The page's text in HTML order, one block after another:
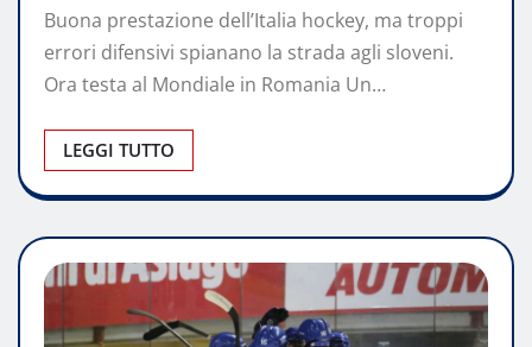
Buona prestazione dell’Italia hockey, ma troppi
errori difensivi spianano la strada agli sloveni.
Ora testa al Mondiale in Romania Un…
LEGGI TUTTO